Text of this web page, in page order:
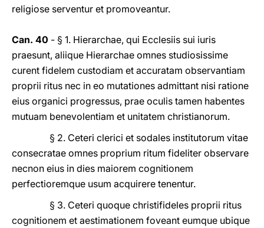
religiose serventur et promoveantur.
Can. 40 - § 1. Hierarchae, qui Ecclesiis sui iuris
praesunt, aliique Hierarchae omnes studiosissime
curent fidelem custodiam et accuratam observantiam
proprii ritus nec in eo mutationes admittant nisi ratione
eius organici progressus, prae oculis tamen habentes
mutuam benevolentiam et unitatem christianorum.
§ 2. Ceteri clerici et sodales institutorum vitae
consecratae omnes proprium ritum fideliter observare
necnon eius in dies maiorem cognitionem
perfectioremque usum acquirere tenentur.
§ 3. Ceteri quoque christifideles proprii ritus
cognitionem et aestimationem foveant eumque ubique